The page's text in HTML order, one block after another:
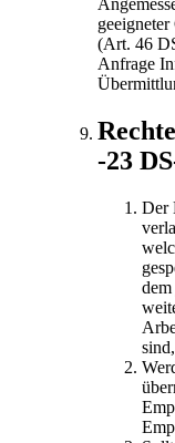
(Art. 46
Anfrage
-23
Der